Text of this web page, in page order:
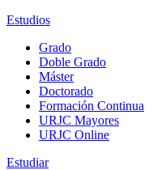
Estudios
Grado
Doble Grado
Máster
Doctorado
Formación Continua
URJC Mayores
URJC Online
Estudiar